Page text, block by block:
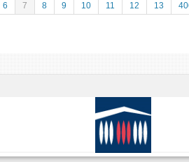
6 7 8 9 10 11 12 13